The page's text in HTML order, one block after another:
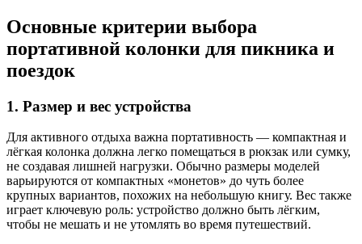
Основные критерии выбора
портативной колонки для пикника и
поездок
1. Размер и вес устройства
Для активного отдыха важна портативность — компактная и
лёгкая колонка должна легко помещаться в рюкзак или сумку,
не создавая лишней нагрузки. Обычно размеры моделей
варьируются от компактных «монетов» до чуть более
крупных вариантов, похожих на небольшую книгу. Вес также
играет ключевую роль: устройство должно быть лёгким,
чтобы не мешать и не утомлять во время путешествий.